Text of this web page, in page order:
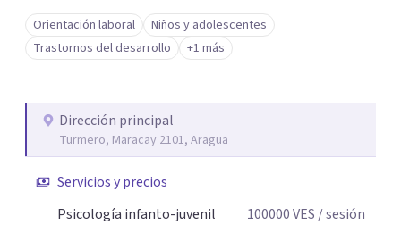
capacidad de interacción con grupos humanos.
Demuestra adaptabilidad, liderazgo y una sólida base en
competencias blandas y tecnológicas (Moodle, Canva,
intervención, orientación, gestión organizacional y
docencia. Su objetivo es la aplicación práctica de sus
conocimientos para el crecimiento laboral, personal e
intelectual continuo.
Orientación laboral
Niños y adolescentes
Trastornos del desarrollo
+1 más
Dirección principal
Turmero, Maracay 2101, Aragua
Servicios y precios
Psicología infanto-juvenil
100000VES / sesión